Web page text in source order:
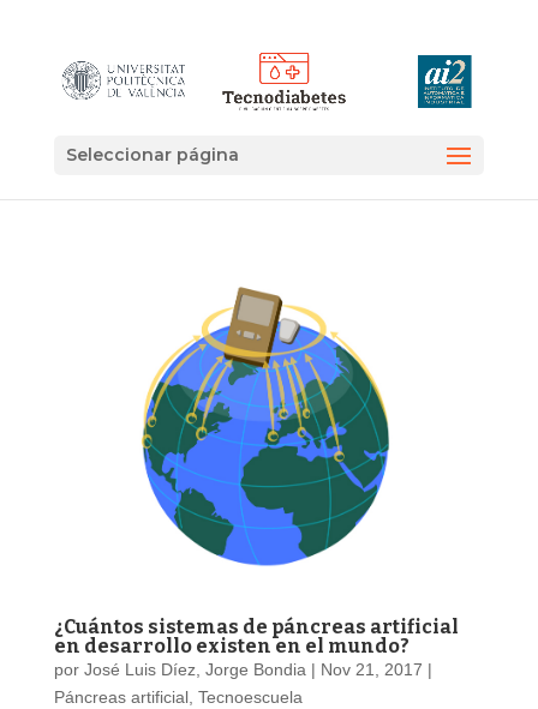
Seleccionar página
¿Cuántos sistemas de páncreas artificial
en desarrollo existen en el mundo?
por José Luis Díez, Jorge Bondia| Nov 21, 2017 |
Páncreas artificial, Tecnoescuela